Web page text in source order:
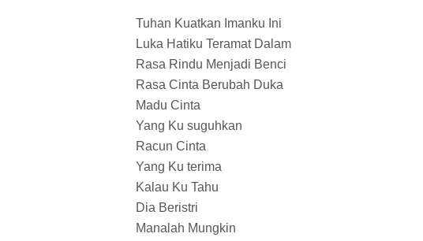
Tuhan Kuatkan Imanku Ini
Luka Hatiku Teramat Dalam
Rasa Rindu Menjadi Benci
Rasa Cinta Berubah Duka
Madu Cinta
Yang Ku suguhkan
Racun Cinta
Yang Ku terima
Kalau Ku Tahu
Dia Beristri
Manalah Mungkin